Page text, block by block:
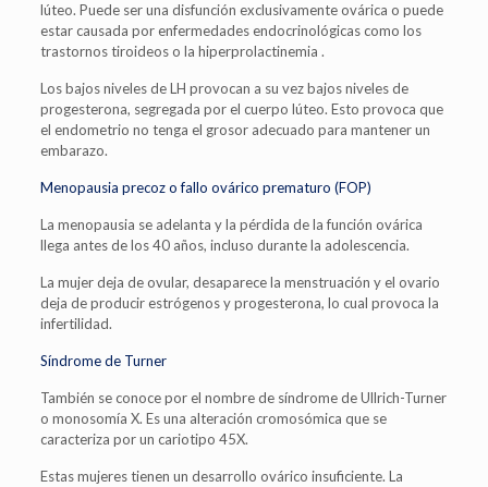
lúteo. Puede ser una disfunción exclusivamente ovárica o puede
estar causada por enfermedades endocrinológicas como los
trastornos tiroideos o la hiperprolactinemia .
Los bajos niveles de LH provocan a su vez bajos niveles de
progesterona, segregada por el cuerpo lúteo. Esto provoca que
el endometrio no tenga el grosor adecuado para mantener un
embarazo.
Menopausia precoz o fallo ovárico prematuro (FOP)
La menopausia se adelanta y la pérdida de la función ovárica
llega antes de los 40 años, incluso durante la adolescencia.
La mujer deja de ovular, desaparece la menstruación y el ovario
deja de producir estrógenos y progesterona, lo cual provoca la
infertilidad.
Síndrome de Turner
También se conoce por el nombre de síndrome de Ullrich-Turner
o monosomía X. Es una alteración cromosómica que se
caracteriza por un cariotipo 45X.
Estas mujeres tienen un desarrollo ovárico insuficiente. La